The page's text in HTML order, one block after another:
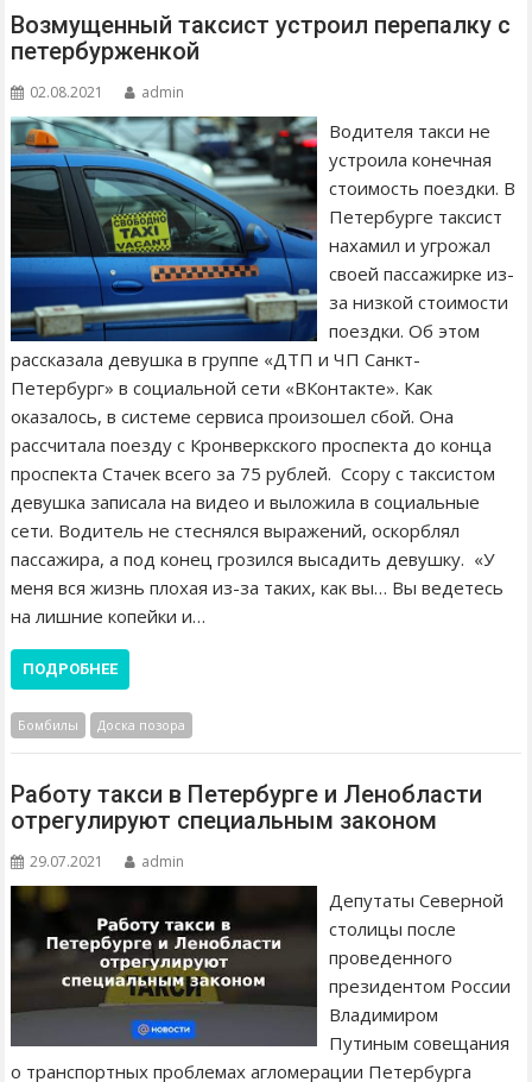
Возмущенный таксист устроил перепалку с
петербурженкой
02.08.2021 admin
Водителя такси не
устроила конечная
стоимость поездки. В
Петербурге таксист
нахамил и угрожал
своей пассажирке из-
за низкой стоимости
поездки. Об этом
рассказала девушка в группе «ДТП и ЧП Санкт-
Петербург» в социальной сети «ВКонтакте». Как
оказалось, в системе сервиса произошел сбой. Она
рассчитала поезду с Кронверкского проспекта до конца
проспекта Стачек всего за 75 рублей. Ссору с таксистом
девушка записала на видео и выложила в социальные
сети. Водитель не стеснялся выражений, оскорблял
пассажира, а под конец грозился высадить девушку. «У
меня вся жизнь плохая из-за таких, как вы… Вы ведетесь
на лишние копейки и…
ПОДРОБНЕЕ
Бомбилы Доска позора
Работу такси в Петербурге и Ленобласти
отрегулируют специальным законом
29.07.2021 admin
Депутаты Северной
столицы после
проведенного
президентом России
Владимиром
Путиным совещания
о транспортных проблемах агломерации Петербурга